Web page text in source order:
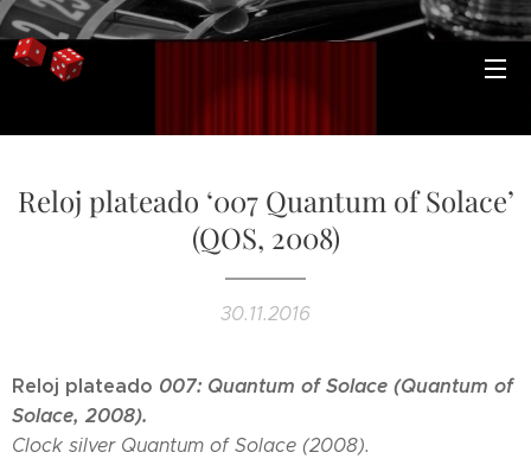
Reloj plateado ‘007 Quantum of Solace’
(QOS, 2008)
30.11.2016
Reloj plateado 007: Quantum of Solace (Quantum of
Solace, 2008).
Clock silver Quantum of Solace (2008).